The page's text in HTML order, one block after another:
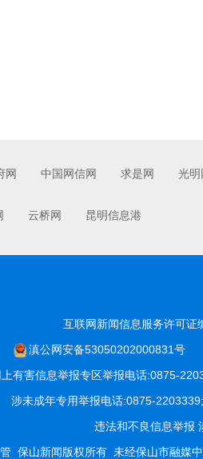
网 中国网信网 求是网 光明
云桥网 昆明信息港
互联网新闻信息服务许可证
滇公网安备53050202000831号
上有害信息举报专区举报电话:0875-
涉未成年专用举报电话:0875-
违法和不良信息举报
保山新闻版权所有 未经保山市融媒